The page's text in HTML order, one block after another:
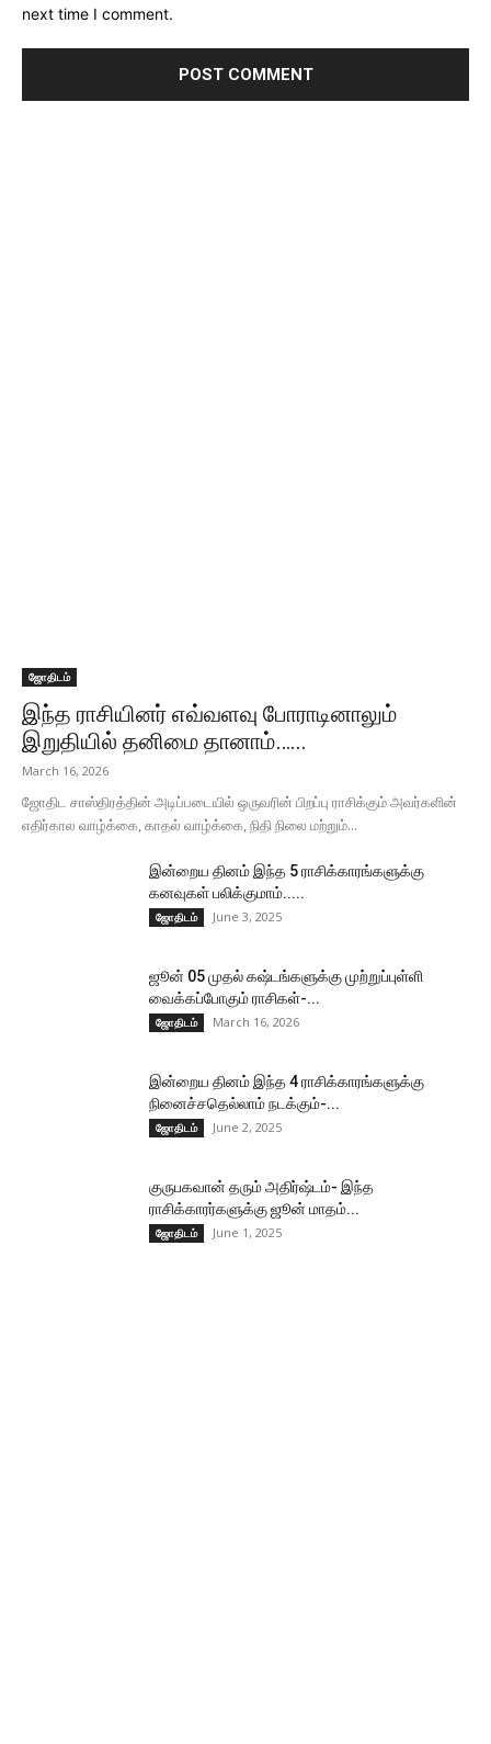
next time I comment.
ஜோதிடம்
இந்த ராசியினர் எவ்வளவு போராடினாலும்
இறுதியில் தனிமை தானாம்…...
March 16, 2026
ஜோதிட சாஸ்திரத்தின் அடிப்படையில் ஒருவரின் பிறப்பு ராசிக்கும் அவர்களின்
எதிர்கால வாழ்க்கை, காதல் வாழ்க்கை, நிதி நிலை மற்றும்...
இன்றைய தினம் இந்த 5 ராசிக்காரங்களுக்கு
கனவுகள் பலிக்குமாம்.....
ஜோதிடம் June 3, 2025
ஜூன் 05 முதல் கஷ்டங்களுக்கு முற்றுப்புள்ளி
வைக்கப்போகும் ராசிகள்-...
ஜோதிடம் March 16, 2026
இன்றைய தினம் இந்த 4 ராசிக்காரங்களுக்கு
நினைச்சதெல்லாம் நடக்கும்-...
ஜோதிடம் June 2, 2025
குருபகவான் தரும் அதிர்ஷ்டம்- இந்த
ராசிக்காரர்களுக்கு ஜூன் மாதம்...
ஜோதிடம் June 1, 2025